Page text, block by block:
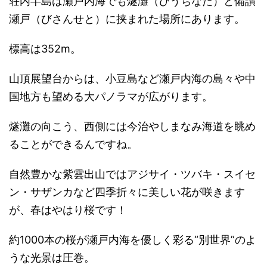
瀬戸（びさんせと）に挟まれた場所にあります。
標高は352m。
山頂展望台からは、小豆島など瀬戸内海の島々や中
国地方も望める大パノラマが広がります。
燧灘の向こう、西側には今治やしまなみ海道を眺め
ることができるんですね。
自然豊かな紫雲出山ではアジサイ・ツバキ・スイセ
ン・サザンカなど四季折々に美しい花が咲きます
が、春はやはり桜です！
約1000本の桜が瀬戸内海を優しく彩る“別世界”のよ
うな光景は圧巻。